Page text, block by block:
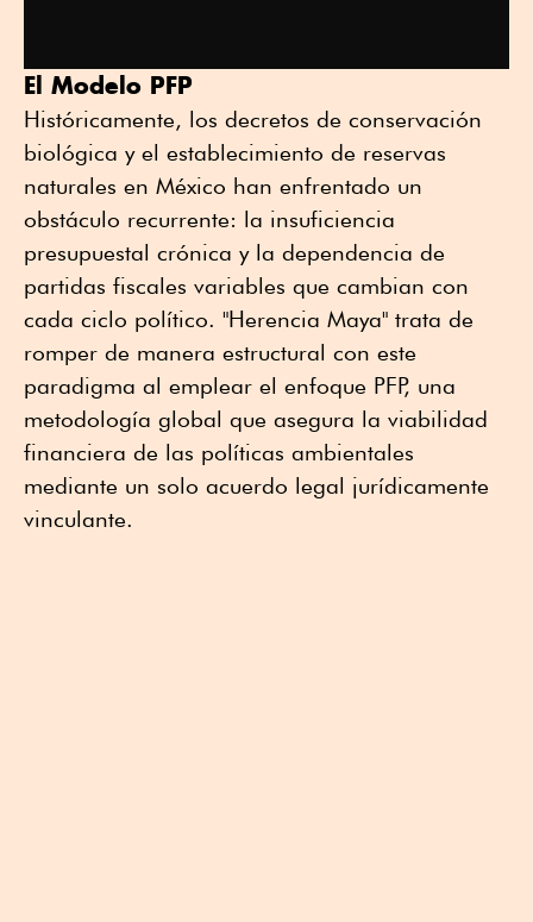
El Modelo PFP
Históricamente, los decretos de conservación
biológica y el establecimiento de reservas
naturales en México han enfrentado un
obstáculo recurrente: la insuficiencia
presupuestal crónica y la dependencia de
partidas fiscales variables que cambian con
cada ciclo político. "Herencia Maya" trata de
romper de manera estructural con este
paradigma al emplear el enfoque PFP, una
metodología global que asegura la viabilidad
financiera de las políticas ambientales
mediante un solo acuerdo legal jurídicamente
vinculante.